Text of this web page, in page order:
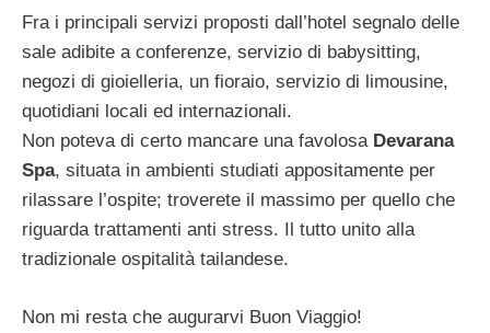
Fra i principali servizi proposti dall’hotel segnalo delle
sale adibite a conferenze, servizio di babysitting,
negozi di gioielleria, un fioraio, servizio di limousine,
quotidiani locali ed internazionali.
Non poteva di certo mancare una favolosa Devarana
Spa, situata in ambienti studiati appositamente per
rilassare l’ospite; troverete il massimo per quello che
riguarda trattamenti anti stress. Il tutto unito alla
tradizionale ospitalità tailandese.
Non mi resta che augurarvi Buon Viaggio!